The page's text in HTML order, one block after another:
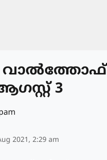
വാല്‍ത്തോഫ്
3
2021, 2:29 am